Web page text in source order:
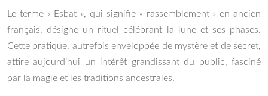
Le terme « Esbat », qui signifie « rassemblement » en ancien
français, désigne un rituel célébrant la lune et ses phases.
Cette pratique, autrefois enveloppée de mystère et de secret,
attire aujourd’hui un intérêt grandissant du public, fasciné
par la magie et les traditions ancestrales.